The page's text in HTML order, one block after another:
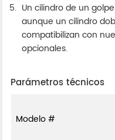
Un cilindro de un
aunque un cilindro
compatibilizan con
opcionales.
Parámetros técnicos
Modelo #